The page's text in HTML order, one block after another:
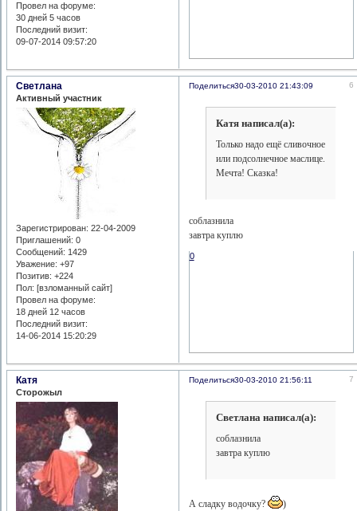
Провел на форуме:
30 дней 5 часов
Последний визит:
09-07-2014 09:57:20
Поделиться 6
30-03-2010 21:43:09
Светлана
Активный участник
Зарегистрирован: 22-04-2009
Приглашений: 0
Сообщений: 1429
Уважение: +97
Позитив: +224
Пол: [взломанный сайт]
Провел на форуме:
18 дней 12 часов
Последний визит:
14-06-2014 15:20:29
Катя написал(а):
Только надо ещё сливочное
или подсолнечное маслице.
Мечта! Сказка!
соблазнила
завтра куплю
0
Поделиться 7
30-03-2010 21:56:11
Катя
Сторожыл
Светлана написал(а):
соблазнила
завтра куплю
А сладку водочку?
)